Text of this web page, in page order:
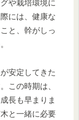
や栽培環境に
には、健康な
と、幹がしっ
安定してきた
この時期は、
長も早まりま
と一緒に必要